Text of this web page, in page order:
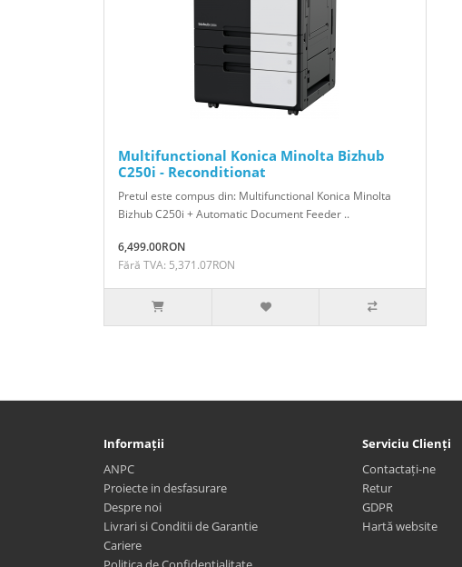
Multifunctional Konica Minolta Bizhub
C250i - Reconditionat
Pretul este compus din: Multifunctional Konica Minolta
Bizhub C250i + Automatic Document Feeder ..
6,499.00RON
Fără TVA: 5,371.07RON
Informații
ANPC
Proiecte in desfasurare
Despre noi
Livrari si Conditii de Garantie
Cariere
Serviciu Clienți
Contactați-ne
Retur
GDPR
Hartă website